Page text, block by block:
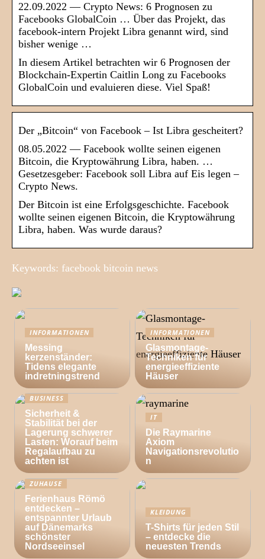
22.09.2022 — Crypto News: 6 Prognosen zu
Facebooks GlobalCoin … Über das Projekt, das
facebook-intern Projekt Libra genannt wird, sind
bisher wenige …
In diesem Artikel betrachten wir 6 Prognosen der
Blockchain-Expertin Caitlin Long zu Facebooks
GlobalCoin und evaluieren diese. Viel Spaß!
Der „Bitcoin“ von Facebook – Ist Libra gescheitert?
08.05.2022 — Facebook wollte seinen eigenen
Bitcoin, die Kryptowährung Libra, haben. …
Gesetzesgeber: Facebook soll Libra auf Eis legen –
Crypto News.
Der Bitcoin ist eine Erfolgsgeschichte. Facebook
wollte seinen eigenen Bitcoin, die Kryptowährung
Libra, haben. Was wurde daraus?
Keywords: facebook bitcoin news
INFORMATIONEN
Messing
kerzenständer:
Tidens elegante
indretningstrend
INFORMATIONEN
Glasmontage-
Techniken für
energieeffiziente
Häuser
BUSINESS
Sicherheit &
Stabilität bei der
Lagerung schwerer
Lasten: Worauf beim
Regalaufbau zu
achten ist
IT
Die Raymarine
Axiom
Navigationsrevolutio
n
ZUHAUSE
Ferienhaus Römö
entdecken –
entspannter Urlaub
auf Dänemarks
schönster
Nordseeinsel
KLEIDUNG
T-Shirts für jeden Stil
– entdecke die
neuesten Trends